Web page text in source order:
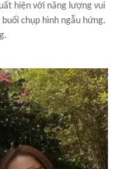
hiện với năng lượng vui
chụp hình ngẫu hứng.